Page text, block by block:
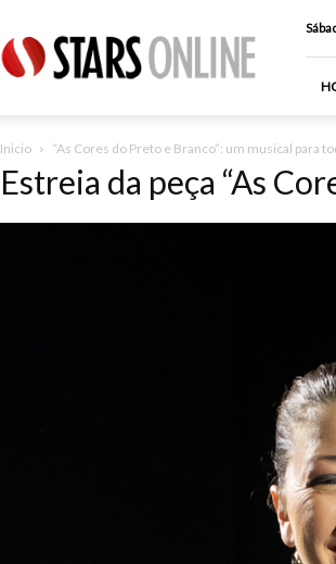
Online
Inicio “As Cores do Preto e Branco”: um musical para
Estreia da peça “As